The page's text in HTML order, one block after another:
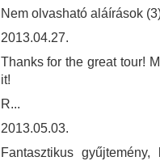
Nem olvasható aláírások
2013.04.27.
Thanks for the great tour!
it!
R...
2013.05.03.
Fantasztikus